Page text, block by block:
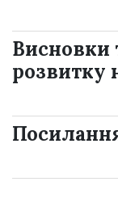
Висновки
розвитку